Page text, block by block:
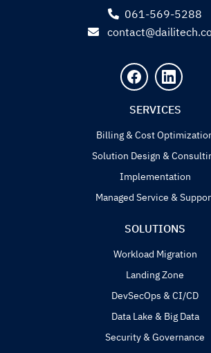
061-569-5288
SERVICES
Billing & Cost
Solution Design &
Implementation
Managed Service &
SOLUTIONS
Workload Migration
Landing Zone
DevSecOps & CI/CD
Data Lake & Big Data
Security & Governance